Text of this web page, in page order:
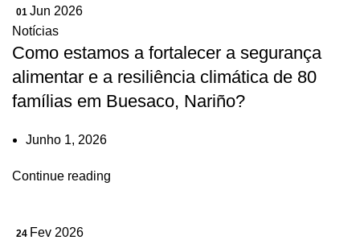
01 Jun 2026
Notícias
Como estamos a fortalecer a segurança
alimentar e a resiliência climática de 80
famílias em Buesaco, Nariño?
Junho 1, 2026
Continue reading
24 Fev 2026